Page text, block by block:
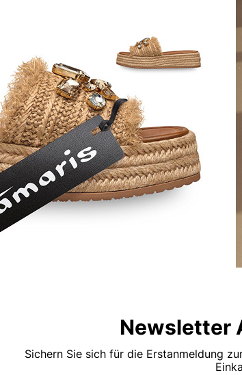
Newsletter
Sichern Sie sich für die Erstanmeldung